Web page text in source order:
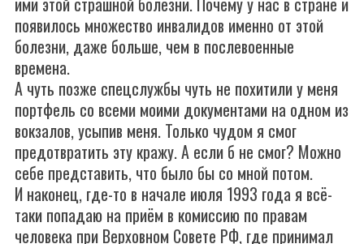
появилось множество инвалидов именно от этой
болезни, даже больше, чем в послевоенные
времена.
А чуть позже спецслужбы чуть не похитили у меня
портфель со всеми моими документами на одном из
вокзалов, усыпив меня. Только чудом я смог
предотвратить эту кражу. А если б не смог? Можно
себе представить, что было бы со мной потом.
И наконец, где-то в начале июля 1993 года я всё-
таки попадаю на приём в комиссию по правам
человека при Верховном Совете РФ, где принимал